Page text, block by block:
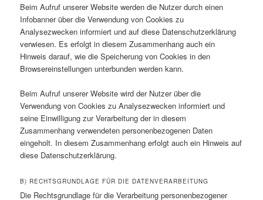
Beim Aufruf unserer Website werden die Nutzer durch einen
Infobanner über die Verwendung von Cookies zu
Analysezwecken informiert und auf diese Datenschutzerklärung
verwiesen. Es erfolgt in diesem Zusammenhang auch ein
Hinweis darauf, wie die Speicherung von Cookies in den
Browsereinstellungen unterbunden werden kann.
Beim Aufruf unserer Website wird der Nutzer über die
Verwendung von Cookies zu Analysezwecken informiert und
seine Einwilligung zur Verarbeitung der in diesem
Zusammenhang verwendeten personenbezogenen Daten
eingeholt. In diesem Zusammenhang erfolgt auch ein Hinweis auf
diese Datenschutzerklärung.
B) RECHTSGRUNDLAGE FÜR DIE DATENVERARBEITUNG
Die Rechtsgrundlage für die Verarbeitung personenbezogener